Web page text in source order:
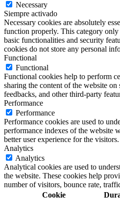
Necessary
Siempre activado
Necessary cookies are absolutely
function properly. This category only
basic functionalities and security
cookies do not store any personal
Functional
Functional
Functional cookies help to perform
sharing the content of the website
feedbacks, and other third-party
Performance
Performance
Performance cookies are used to
performance indexes of the website
better user experience for the visitors.
Analytics
Analytics
Analytical cookies are used to
the website. These cookies help
number of visitors, bounce rate,
Cookie